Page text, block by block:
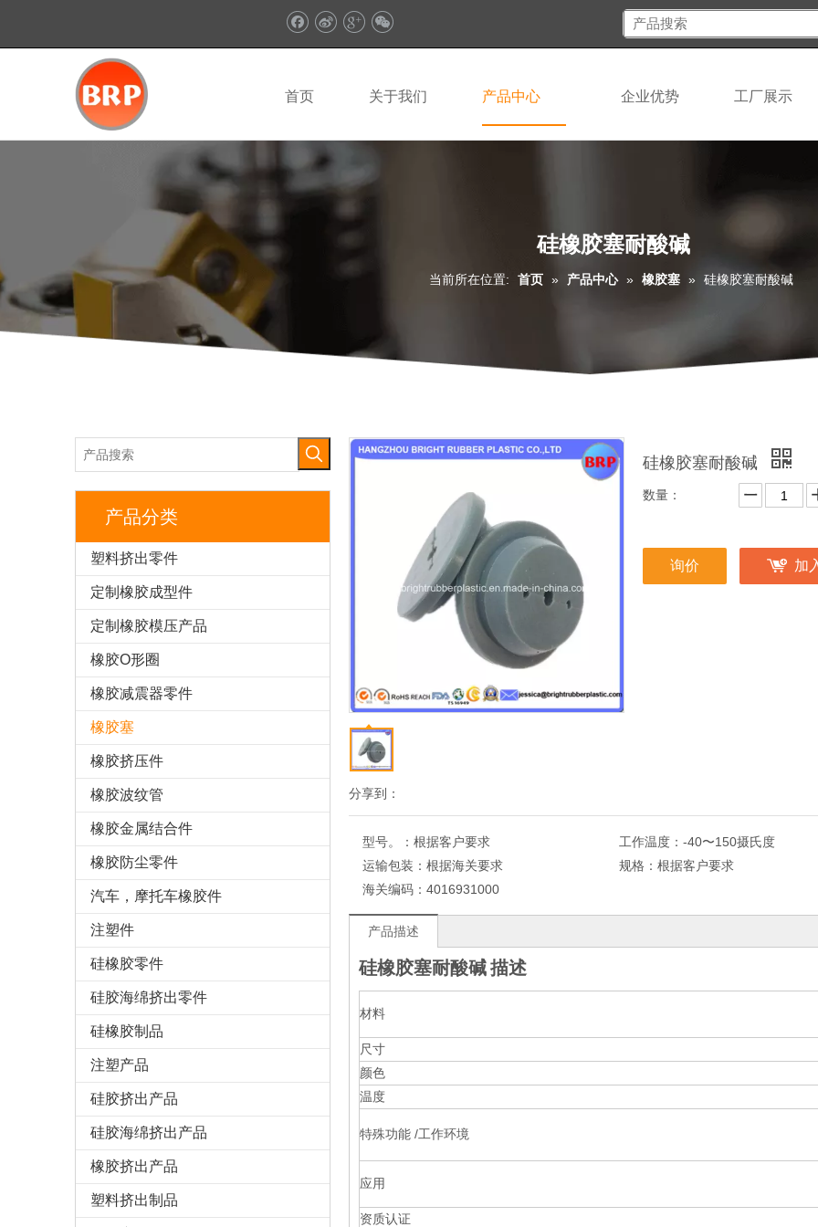
首页 关于我们 产品中心 企业优势 工厂展示
硅橡胶塞耐酸碱
当前所在位置: 首页 » 产品中心 » 橡胶塞 » 硅橡胶塞耐酸碱
产品分类
塑料挤出零件
定制橡胶成型件
定制橡胶模压产品
橡胶O形圈
橡胶减震器零件
橡胶塞
橡胶挤压件
橡胶波纹管
橡胶金属结合件
橡胶防尘零件
汽车，摩托车橡胶件
注塑件
硅橡胶零件
硅胶海绵挤出零件
硅橡胶制品
注塑产品
硅胶挤出产品
硅胶海绵挤出产品
橡胶挤出产品
塑料挤出制品
分享到：
硅橡胶塞耐酸碱
数量：
询价 加
型号。： 根据客户要求 工作温度： -40〜150摄氏度
运输包装： 根据海关要求 规格： 根据客户要求
海关编码： 4016931000
产品描述
硅橡胶塞耐酸碱描述
材料
尺寸
颜色
温度
特殊功能 /工作环境
应用
资质认证